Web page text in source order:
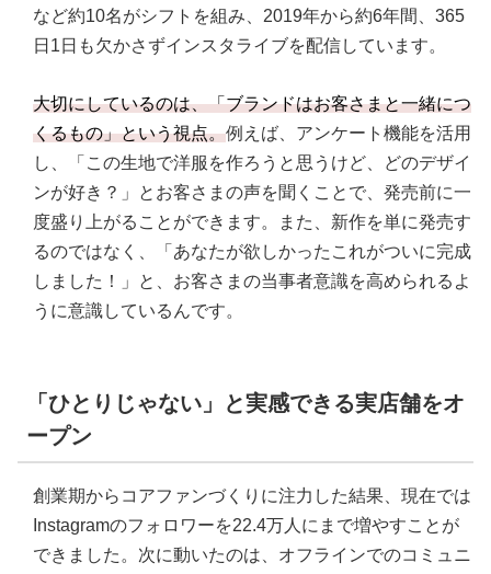
など約10名がシフトを組み、2019年から約6年間、365
日1日も欠かさずインスタライブを配信しています。
大切にしているのは、「ブランドはお客さまと一緒につ
くるもの」という視点。例えば、アンケート機能を活用
し、「この生地で洋服を作ろうと思うけど、どのデザイ
ンが好き？」とお客さまの声を聞くことで、発売前に一
度盛り上がることができます。また、新作を単に発売す
るのではなく、「あなたが欲しかったこれがついに完成
しました！」と、お客さまの当事者意識を高められるよ
うに意識しているんです。
「ひとりじゃない」と実感できる実店舗をオ
ープン
創業期からコアファンづくりに注力した結果、現在では
Instagramのフォロワーを22.4万人にまで増やすことが
できました。次に動いたのは、オフラインでのコミュニ